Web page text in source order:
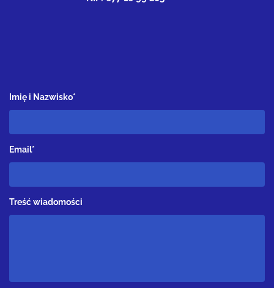
Imię i Nazwisko*
Email*
Treść wiadomości